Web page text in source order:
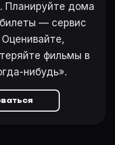
Планируйте дома
— сервис
фильмы в
нибудь».